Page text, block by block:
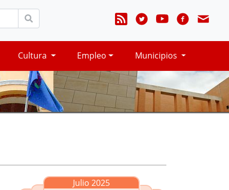
Cultura Empleo Municipios
Julio 2025